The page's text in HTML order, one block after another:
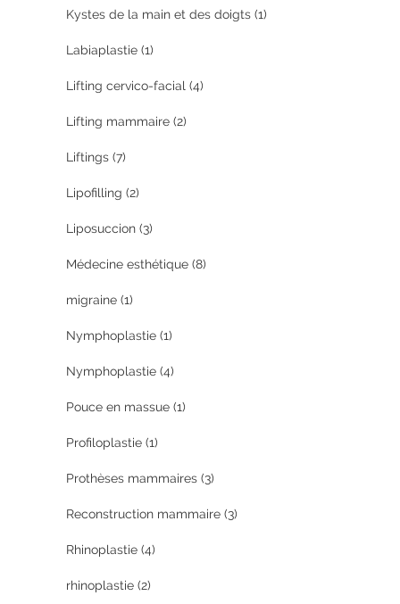
Kystes de la main et des doigts (1)
Labiaplastie (1)
Lifting cervico-facial (4)
Lifting mammaire (2)
Liftings (7)
Lipofilling (2)
Liposuccion (3)
Médecine esthétique (8)
migraine (1)
Nymphoplastie (1)
Nymphoplastie (4)
Pouce en massue (1)
Profiloplastie (1)
Prothèses mammaires (3)
Reconstruction mammaire (3)
Rhinoplastie (4)
rhinoplastie (2)